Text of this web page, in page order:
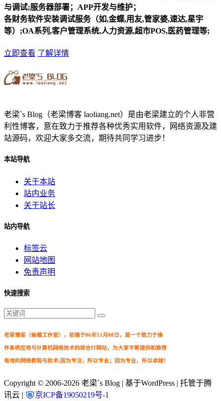
与调试;服务器部署；APP开发与维护；
各财务软件安装调试服务（如,金蝶,用友,管家婆,速达,星宇
等）;OA系列,客户管理系统,人力资源,超市POS,医药管理等;
立即查看 了解详情
老梁`s Blog（老梁博客 laoliang.net）是由老梁建立的个人非营
利性博客，意在致力于推荐各种优秀实用软件，网络资源及建
站源码，欢迎大家多交流，期待共同学习进步！
本站导航
关于本站
站内业务
关于站长
站内导航
标签云
网站地图
免责声明
快速搜索
老梁博客（蛤蟆工作室），初建于06年11月08日，是一个致力于操
作系统应用与计算机网络技术的综合IT网站，为大家不断提供和推荐
有用的网络教程与技术;因为专注，所以专业；因为专业，所以卓越！
Copyright © 2006-2026 老梁`s Blog | 基于WordPress | 托管于腾
讯云 |
京ICP备19050219号-1